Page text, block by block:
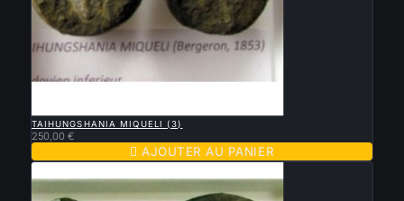
TAIHUNGSHANIA MIQUELI (3)
250,00 €
 AJOUTER AU PANIER